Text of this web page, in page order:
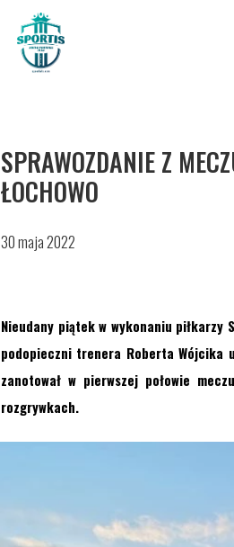
30 maja 2022
SPRAWOZDANIE Z
ŁOCHOWO
Nieudany piątek w wykonaniu piłkarzy
podopieczni trenera Roberta Wójcika
zanotował w pierwszej połowie
rozgrywkach.